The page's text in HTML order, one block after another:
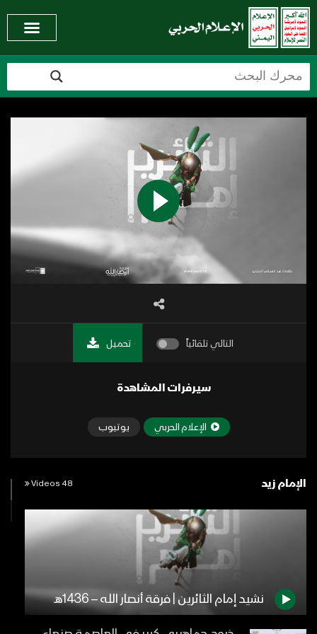
التالي تلقائياً تحميل
سيرفرات المشاهدة
الإعلام الحربي يوتيوب
الإمام زيد 48 Videos
نشيد إمام الثائرين | فرقة أنصار الله – 1436هـ